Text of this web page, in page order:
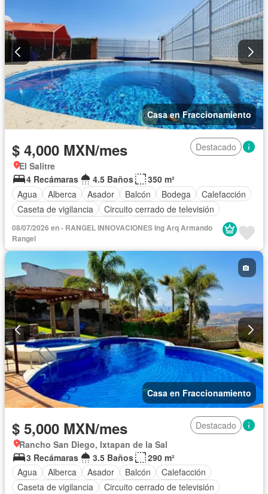
Casa en Fraccionamiento
$ 4,000 MXN/mes
Destacado
El Salitre
4 Recámaras
4.5 Baños
350 m²
Agua
Alberca Asador Balcón Bodega
Calefacción
Caseta de vigilancia
Circuito cerrado de televisión
Cisterna
Cocina equipada
Cocina integral
Cuarto de Limpieza
Electricidad
Estacionamiento
Internet Jacuzzi
Jardín
Recámara con closet
Azotea
Sala polivalente
Seguridad
Televisión por cable
Terraza
Vista panorámica
Wifi Zonas verdes
Permite niños
Solo familias
Completamente amueblado
08/07/2026 en - RANGEL INNOVACIONES Ing Arq Armando
Rangel
Casa en Fraccionamiento
$ 5,000 MXN/mes
Destacado
Rancho San Diego, Ixtapan de la Sal
3 Recámaras
3.5 Baños
290 m²
Agua
Alberca Asador Balcón
Calefacción
Caseta de vigilancia
Circuito cerrado de televisión